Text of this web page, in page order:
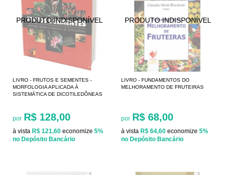
LIVRO - FRUTOS E SEMENTES -
MORFOLOGIA APLICADA À
SISTEMÁTICA DE DICOTILEDÔNEAS
por R$ 128,00
à vista R$ 121,60 economize 5%
no Depósito Bancário
LIVRO - FUNDAMENTOS DO
MELHORAMENTO DE FRUTEIRAS
por R$ 68,00
à vista R$ 64,60 economize 5%
no Depósito Bancário